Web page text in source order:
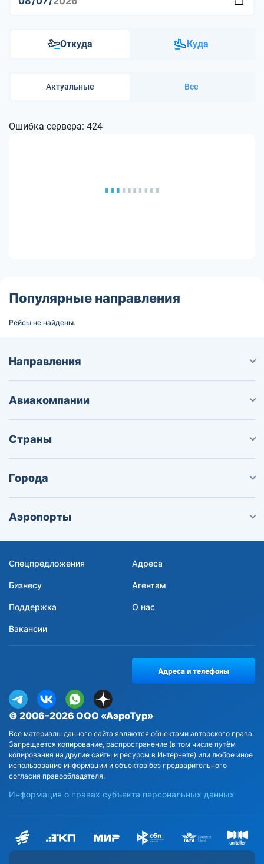
Откуда Куда
Актуальные Все
Ошибка сервера: 424
Популярные направления
Рейсы не найдены.
Направления
Авиакомпании
Страны
Города
Аэропорты
Спецпредложения Адреса
Бизнесу Агентам
Поддержка О нас
Вакансии
© 2006–2026 ООО «АэроТур»
Все материалы данного сайта являются объектами авторского права.
Запрещается копирование, распространение (в том числе путём
копирования на другие сайты и ресурсы в Интернете) или любое иное
использование информации и объектов без предварительного
согласия правообладателя.
Информация о правах субъекта персональных данных
Адреса и телефоны